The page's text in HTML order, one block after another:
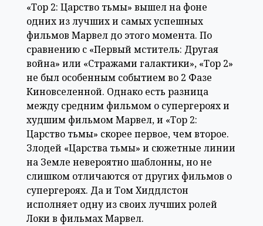
«Тор 2: Царство тьмы» вышел на фоне
одних из лучших и самых успешных
фильмов Марвел до этого момента. По
сравнению с «Первый мститель: Другая
война» или «Стражами галактики», «Тор 2»
не был особенным событием во 2 Фазе
Киновселенной. Однако есть разница
между средним фильмом о супергероях и
худшим фильмом Марвел, и «Тор 2:
Царство тьмы» скорее первое, чем второе.
Злодей «Царства тьмы» и сюжетные линии
на Земле невероятно шаблонны, но не
слишком отличаются от других фильмов о
супергероях. Да и Том Хиддлстон
исполняет одну из своих лучших ролей
Локи в фильмах Марвел.